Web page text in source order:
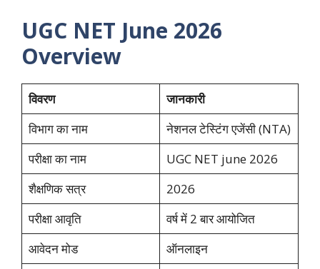
UGC NET June 2026
Overview
विवरण
जानकारी
विभाग का नाम
नेशनल टेस्टिंग एजेंसी (NTA)
परीक्षा का नाम
UGC NET june 2026
शैक्षणिक सत्र
2026
परीक्षा आवृति
वर्ष में 2 बार आयोजित
आवेदन मोड
ऑनलाइन